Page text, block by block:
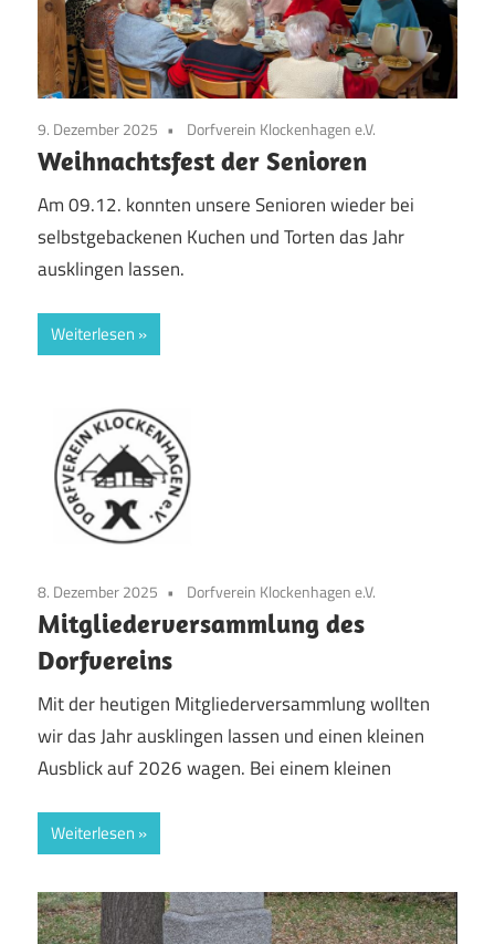
9. Dezember 2025 Dorfverein Klockenhagen e.V.
Weihnachtsfest der Senioren
Am 09.12. konnten unsere Senioren wieder bei
selbstgebackenen Kuchen und Torten das Jahr
ausklingen lassen.
Weiterlesen
8. Dezember 2025 Dorfverein Klockenhagen e.V.
Mitgliederversammlung des
Dorfvereins
Mit der heutigen Mitgliederversammlung wollten
wir das Jahr ausklingen lassen und einen kleinen
Ausblick auf 2026 wagen. Bei einem kleinen
Weiterlesen